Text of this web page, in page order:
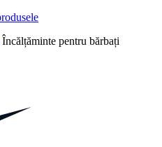
Încălțăminte pentru bărbați